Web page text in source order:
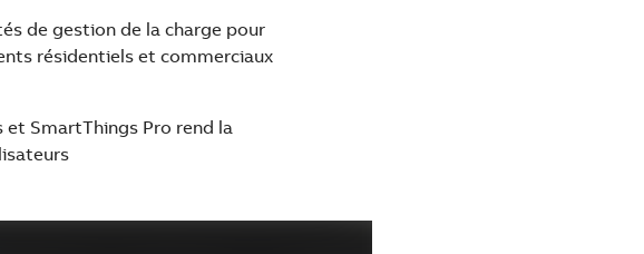
de gestion de la charge pour
résidentiels et commerciaux
SmartThings Pro rend la